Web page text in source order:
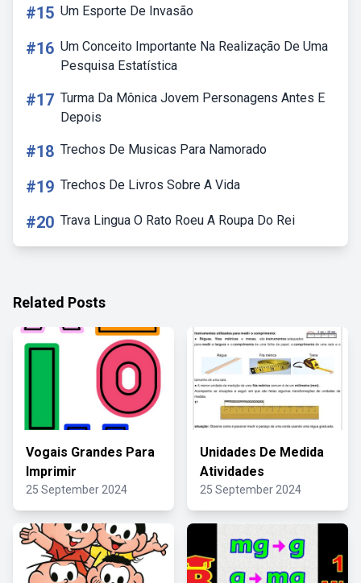
#15 Um Esporte De Invasão
#16 Um Conceito Importante Na Realização De Uma
Pesquisa Estatística
#17 Turma Da Mônica Jovem Personagens Antes E
Depois
#18 Trechos De Musicas Para Namorado
#19 Trechos De Livros Sobre A Vida
#20 Trava Lingua O Rato Roeu A Roupa Do Rei
Related Posts
Vogais Grandes Para
Imprimir
25 September 2024
Unidades De Medida
Atividades
25 September 2024